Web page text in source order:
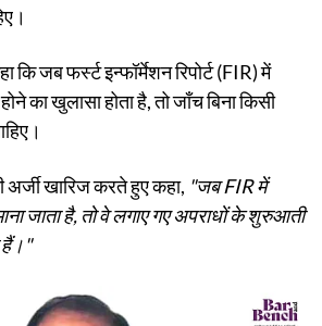
कि जब फर्स्ट इन्फॉर्मेशन रिपोर्ट (FIR) में
का खुलासा होता है, तो जाँच बिना किसी
अर्जी खारिज करते हुए कहा, "जब FIR में
जाता है, तो वे लगाए गए अपराधों के शुरुआती
हैं।"